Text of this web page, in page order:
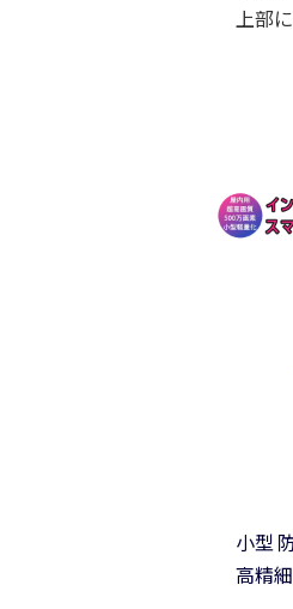
上部
小型
高精